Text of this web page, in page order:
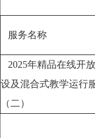
服务名称
2025年精品在线开
设及混合式教学运行
（二）